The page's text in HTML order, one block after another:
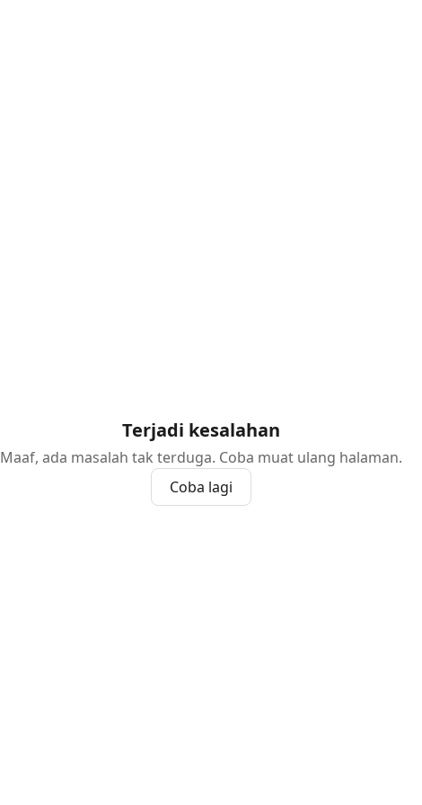
Terjadi kesalahan
Maaf, ada masalah tak terduga. Coba muat ulang halaman.
Coba lagi